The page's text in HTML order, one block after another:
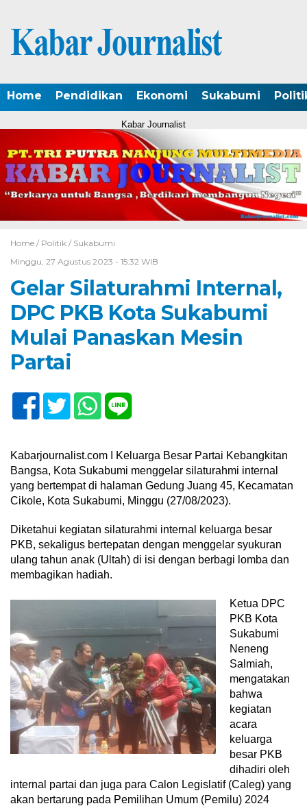
Home Pendidikan Ekonomi Sukabumi
Kabar Journalist
Home / Politik / Sukabumi
Minggu, 27 Agustus 2023 - 15:32 WIB
Gelar Silaturahmi Internal,
DPC PKB Kota Sukabumi
Mulai Panaskan Mesin
Partai
Kabarjournalist.com I Keluarga Besar Partai Kebangkitan
Bangsa, Kota Sukabumi menggelar silaturahmi internal
yang bertempat di halaman Gedung Juang 45, Kecamatan
Cikole, Kota Sukabumi, Minggu (27/08/2023).
Diketahui kegiatan silaturahmi internal keluarga besar
PKB, sekaligus bertepatan dengan menggelar syukuran
ulang tahun anak (Ultah) di isi dengan berbagi lomba dan
membagikan hadiah.
Ketua DPC
PKB Kota
Sukabumi
Neneng
Salmiah,
mengatakan
bahwa
kegiatan
acara
keluarga
besar PKB
dihadiri oleh
internal partai dan juga para Calon Legislatif (Caleg) yang
akan bertarung pada Pemilihan Umum (Pemilu) 2024